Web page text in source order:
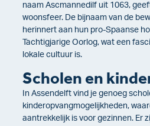
naam Ascmannedilf uit 1063,
woonsfeer. De bijnaam van de
herinnert aan hun pro-Spaanse
Tachtigjarige Oorlog, wat een
lokale cultuur is.
Scholen en
In Assendelft vind je genoeg
kinderopvangmogelijkheden,
aantrekkelijk is voor gezinnen. Er